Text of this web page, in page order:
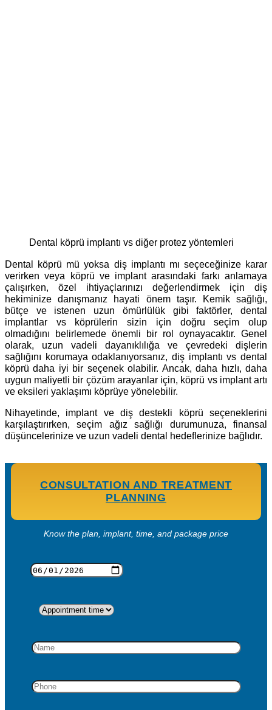
Dental köprü implantı vs diğer protez yöntemleri
Dental köprü mü yoksa diş implantı mı seçeceğinize karar
verirken veya köprü ve implant arasındaki farkı anlamaya
çalışırken, özel ihtiyaçlarınızı değerlendirmek için diş
hekiminize danışmanız hayati önem taşır. Kemik sağlığı,
bütçe ve istenen uzun ömürlülük gibi faktörler, dental
implantlar vs köprülerin sizin için doğru seçim olup
olmadığını belirlemede önemli bir rol oynayacaktır. Genel
olarak, uzun vadeli dayanıklılığa ve çevredeki dişlerin
sağlığını korumaya odaklanıyorsanız, diş implantı vs dental
köprü daha iyi bir seçenek olabilir. Ancak, daha hızlı, daha
uygun maliyetli bir çözüm arayanlar için, köprü vs implant artı
ve eksileri yaklaşımı köprüye yönelebilir.
Nihayetinde, implant ve diş destekli köprü seçeneklerini
karşılaştırırken, seçim ağız sağlığı durumunuza, finansal
düşüncelerinize ve uzun vadeli dental hedeflerinize bağlıdır.
CONSULTATION AND TREATMENT
PLANNING
Know the plan, implant, time, and package price